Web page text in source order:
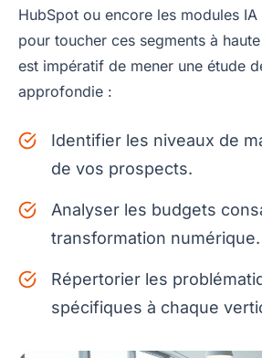
HubSpot ou encore les modules IA
pour toucher ces segments à
est impératif de mener une étude
approfondie :
Identifier les niveaux de
de vos prospects.
Analyser les budgets
transformation numérique.
Répertorier les
spécifiques à chaque